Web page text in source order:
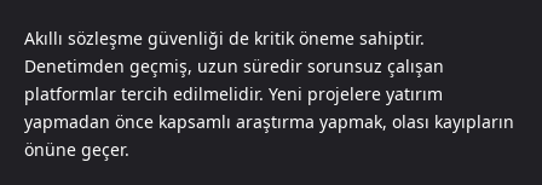
Akıllı sözleşme güvenliği de kritik öneme sahiptir.
Denetimden geçmiş, uzun süredir sorunsuz çalışan
platformlar tercih edilmelidir. Yeni projelere yatırım
yapmadan önce kapsamlı araştırma yapmak, olası kayıpların
önüne geçer.